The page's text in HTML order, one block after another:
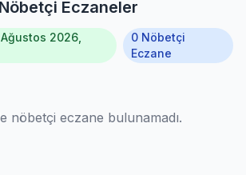
Eczaneler
2026,
0 Nöbetçi
Eczane
nöbetçi eczane bulunamadı.